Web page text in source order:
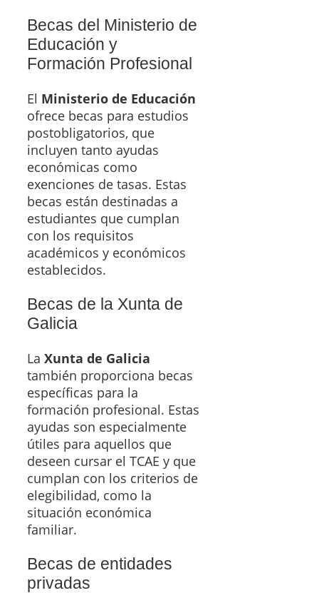
Becas del Ministerio de
Educación y
Formación Profesional
El Ministerio de Educación
ofrece becas para estudios
postobligatorios, que
incluyen tanto ayudas
económicas como
exenciones de tasas. Estas
becas están destinadas a
estudiantes que cumplan
con los requisitos
académicos y económicos
establecidos.
Becas de la Xunta de
Galicia
La Xunta de Galicia
también proporciona becas
específicas para la
formación profesional. Estas
ayudas son especialmente
útiles para aquellos que
deseen cursar el TCAE y que
cumplan con los criterios de
elegibilidad, como la
situación económica
familiar.
Becas de entidades
privadas